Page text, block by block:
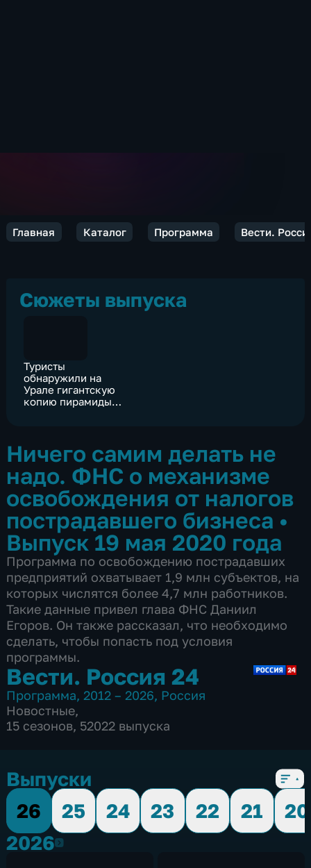
Главная Каталог Программа Вести.
Сюжеты выпуска
Туристы
обнаружили на
Урале гигантскую
копию пирамиды
Ничего самим делать не
надо. ФНС о механизме
освобождения от налогов
пострадавшего бизнеса •
Выпуск 19 мая 2020 года
Программа по освобождению пострадавших
предприятий охватывает 1,9 млн субъектов, на
которых числятся более 4,7 млн работников.
Такие данные привел глава ФНС Даниил
Егоров. Он также рассказал, что необходимо
сделать, чтобы попасть под условия
программы.
Вести. Россия 24
Программа, 2012 – 2026, Россия
Новостные,
15 сезонов, 52022 выпуска
Выпуски
26
25 24 23 22 21
20
20262026